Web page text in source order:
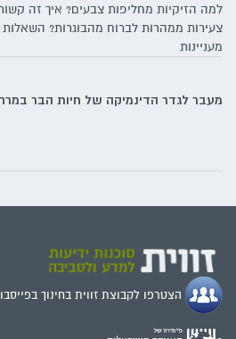
למה הזיקיות מחליפות צבעים? איך זה
צעירות ממהרות לברוח מהבוגרות?
מעניינות
מעבר לגדר הדינמיקה של חיות הבר
הצטרפו לקבוצת זווית בחינוך